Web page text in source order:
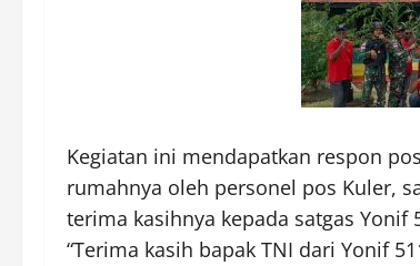
Kegiatan ini mendapatkan respon
rumahnya oleh personel pos Kuler,
terima kasihnya kepada satgas Yonif
“Terima kasih bapak TNI dari Yonif